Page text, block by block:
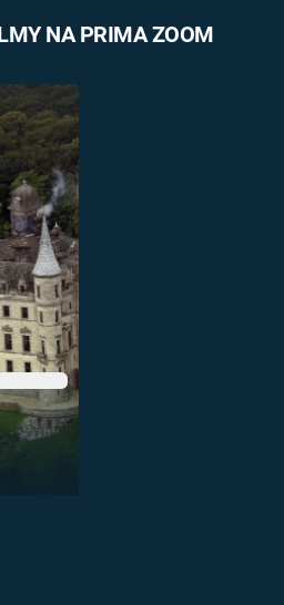
NA PRIMA ZOOM